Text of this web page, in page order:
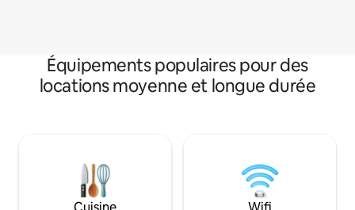
Équipements populaires pour des
locations moyenne et longue durée